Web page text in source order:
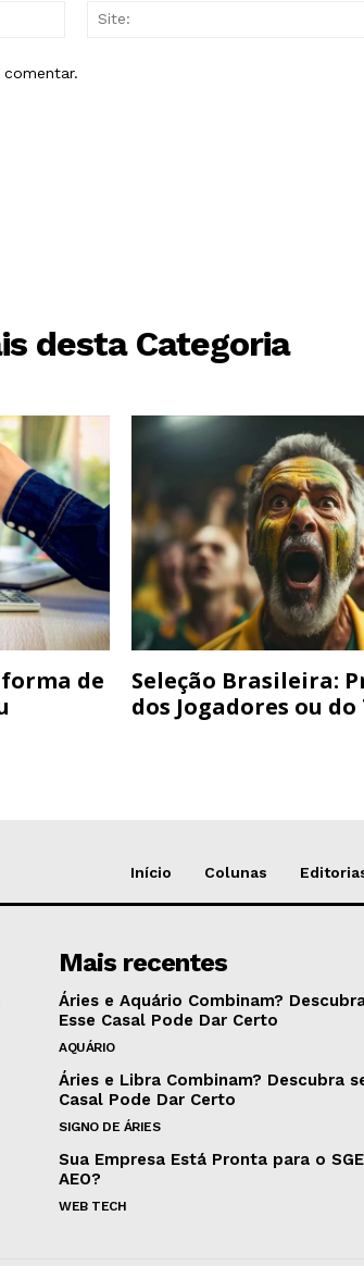
desta Categoria
de
Seleção Brasileira:
dos Jogadores ou do
Início Colunas
Mais recentes
Áries e Aquário Combinam?
Esse Casal Pode Dar Certo
AQUÁRIO
Áries e Libra Combinam? Descubra
Casal Pode Dar Certo
SIGNO DE ÁRIES
Sua Empresa Está Pronta para o
AEO?
WEB TECH